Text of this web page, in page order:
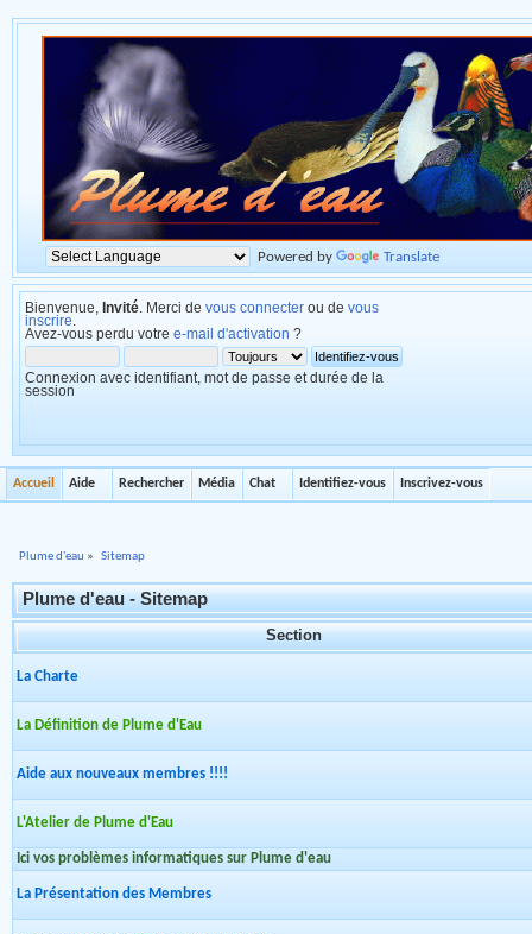
Powered by Translate
Bienvenue, Invité . Merci de vous connecter ou de vous
inscrire
Avez-vous perdu votre e-mail d'activation ?
Connexion avec identifiant, mot de passe et durée de la
session
Accueil Aide Rechercher Média Chat Identifiez-vous Inscrivez-vous
Plume d'eau » Sitemap
Plume d'eau - Sitemap
Section
La Charte
La Définition de Plume d'Eau
Aide aux nouveaux membres !!!!
L'Atelier de Plume d'Eau
Ici vos problèmes informatiques sur Plume d'eau
La Présentation des Membres